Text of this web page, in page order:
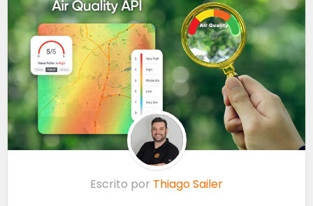
Escrito por Thiago Sailer